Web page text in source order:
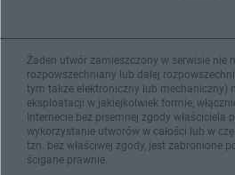
Żaden utwór zamieszczony w serwisie nie
rozpowszechniany lub dalej
tym także elektroniczny lub mechaniczny)
eksploatacji w jakiejkolwiek formie,
Internecie bez pisemnej zgody właściciela
wykorzystanie utworów w całości lub w
tzn. bez właściwej zgody, jest zabronione
ścigane prawnie.